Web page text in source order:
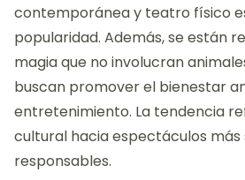
contemporánea y teatro físico
popularidad. Además, se están
magia que no involucran
buscan promover el bienestar
entretenimiento. La tendencia
cultural hacia espectáculos más
responsables.